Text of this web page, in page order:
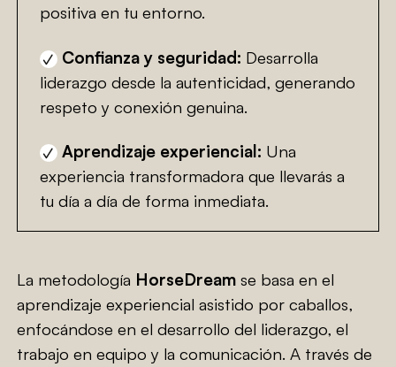
positiva en tu entorno.
Confianza y seguridad: Desarrolla
liderazgo desde la autenticidad, generando
respeto y conexión genuina.
Aprendizaje experiencial: Una
experiencia transformadora que llevarás a
tu día a día de forma inmediata.
La metodología HorseDream se basa en el
aprendizaje experiencial asistido por caballos,
enfocándose en el desarrollo del liderazgo, el
trabajo en equipo y la comunicación. A través de